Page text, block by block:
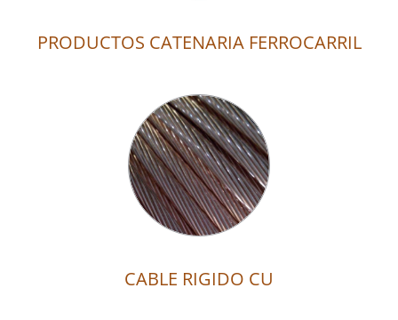
PRODUCTOS CATENARIA FERROCARRIL
CABLE RIGIDO CU